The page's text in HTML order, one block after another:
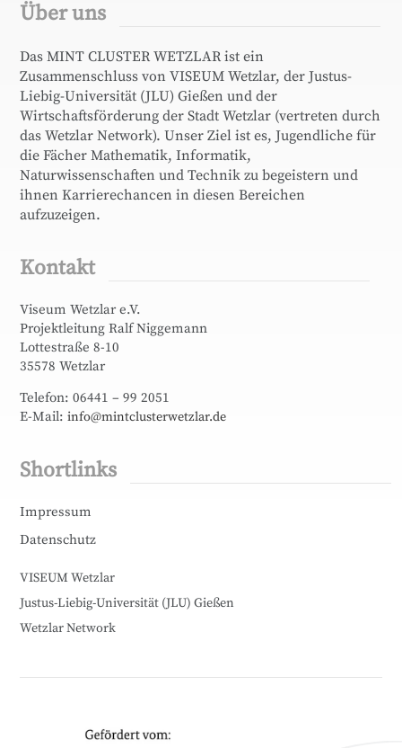
Über uns
Das MINT CLUSTER WETZLAR ist ein
Zusammenschluss von VISEUM Wetzlar, der Justus-
Liebig-Universität (JLU) Gießen und der
Wirtschaftsförderung der Stadt Wetzlar (vertreten durch
das Wetzlar Network). Unser Ziel ist es, Jugendliche für
die Fächer Mathematik, Informatik,
Naturwissenschaften und Technik zu begeistern und
ihnen Karrierechancen in diesen Bereichen
aufzuzeigen.
Kontakt
Viseum Wetzlar e.V.
Projektleitung Ralf Niggemann
Lottestraße 8-10
35578 Wetzlar
Telefon: 06441 – 99 2051
E-Mail: info@mintclusterwetzlar.de
Shortlinks
Impressum
Datenschutz
VISEUM Wetzlar
Justus-Liebig-Universität (JLU) Gießen
Wetzlar Network